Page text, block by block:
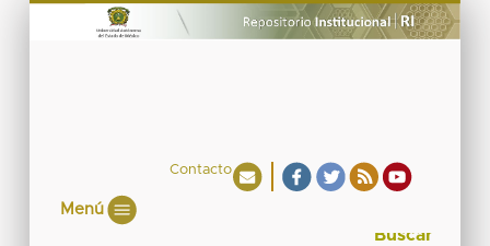
Contacto
Menú
Buscar